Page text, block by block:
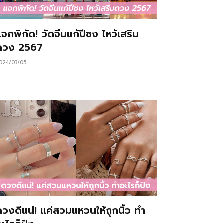
กพิกัด! วัดจีนแก้ปีชง ไหว้เสริม
ง 2567
03/05
งดีแน่! แค่สวมแหวนให้ถูกนิ้ว ทำ